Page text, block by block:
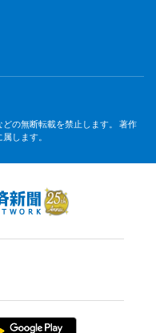
の無断転載を禁止します。 著作
します。